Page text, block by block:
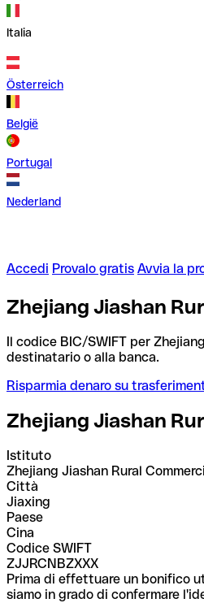
Italia
Österreich
België
Portugal
Nederland
Accedi Provalo gratis Avvia la
Zhejiang Jiashan
Il codice BIC/SWIFT per
destinatario o alla banca.
Risparmia denaro su
Zhejiang Jiashan
Istituto
Zhejiang Jiashan Rural
Città
Jiaxing
Paese
Cina
Codice SWIFT
ZJJRCNBZXXX
Prima di effettuare un bonifico
siamo in grado di confermare